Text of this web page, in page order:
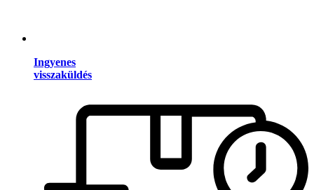
Ingyenes
visszaküldés